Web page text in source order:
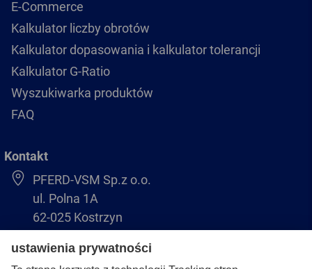
E-Commerce
Kalkulator liczby obrotów
Kalkulator dopasowania i kalkulator tolerancji
Kalkulator G-Ratio
Wyszukiwarka produktów
FAQ
Kontakt
PFERD-VSM Sp.z o.o.
ul. Polna 1A
62-025 Kostrzyn
+48 61 8970 480